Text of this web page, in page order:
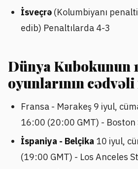
İsveçrə(Kolumbiyanı
edib) Penaltılarda 4-3
Dünya Kubokunun
oyunlarının
Fransa - Mərakeş 9 iyul,
16:00 (20:00 GMT) - Boston
İspaniya - Belçika 10 iyul,
(19:00 GMT) - Los Anceles